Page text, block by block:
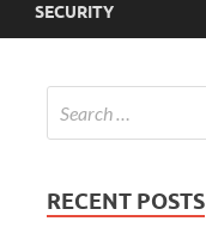
SECURITY
RECENT POSTS